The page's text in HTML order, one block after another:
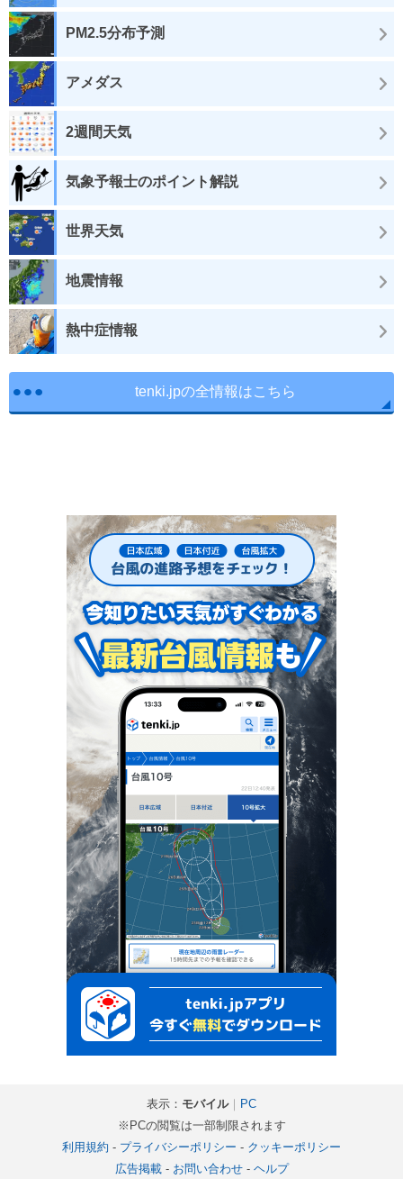
PM2.5分布予測
アメダス
2週間天気
気象予報士のポイント解説
世界天気
地震情報
熱中症情報
tenki.jpの全情報はこちら
表示： モバイル｜ PC
※PCの閲覧は一部制限されます
利用規約 - プライバシーポリシー - クッキーポリシー
広告掲載- お問い合わせ- ヘルプ